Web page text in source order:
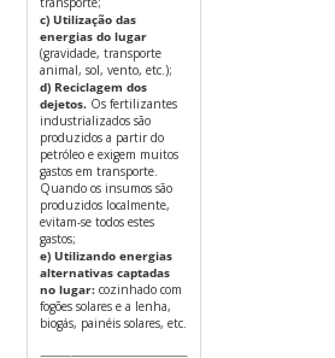
c) Utilização das
energias do lugar
(gravidade, transporte
animal, sol, vento, etc.);
d) Reciclagem dos
dejetos. Os fertilizantes
industrializados são
produzidos a partir do
petróleo e exigem muitos
gastos em transporte.
Quando os insumos são
produzidos localmente,
evitam-se todos estes
gastos;
e) Utilizando energias
alternativas captadas
no lugar: cozinhado com
fogões solares e a lenha,
biogás, painéis solares, etc.